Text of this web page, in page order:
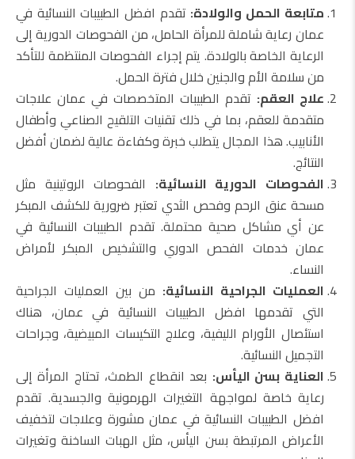
متابعة الحمل والولادة: تقدم افضل الطبيبات النسائية في
عمان رعاية شاملة للمرأة الحامل، من الفحوصات الدورية إلى
الرعاية الخاصة بالولادة. يتم إجراء الفحوصات المنتظمة للتأكد
من سلامة الأم والجنين خلال فترة الحمل.
علاج العقم: تقدم الطبيبات المتخصصات في عمان علاجات
متقدمة للعقم، بما في ذلك تقنيات التلقيح الصناعي وأطفال
الأنابيب. هذا المجال يتطلب خبرة وكفاءة عالية لضمان أفضل
النتائج.
الفحوصات الدورية النسائية: الفحوصات الروتينية مثل
مسحة عنق الرحم وفحص الثدي تعتبر ضرورية للكشف المبكر
عن أي مشاكل صحية محتملة. تقدم الطبيبات النسائية في
عمان خدمات الفحص الدوري والتشخيص المبكر لأمراض
النساء.
العمليات الجراحية النسائية: من بين العمليات الجراحية
التي تقدمها افضل الطبيبات النسائية في عمان، هناك
استئصال الأورام الليفية، وعلاج التكيسات المبيضية، وجراحات
التجميل النسائية.
العناية بسن اليأس: بعد انقطاع الطمث، تحتاج المرأة إلى
رعاية خاصة لمواجهة التغيرات الهرمونية والجسدية. تقدم
افضل الطبيبات النسائية في عمان مشورة وعلاجات لتخفيف
الأعراض المرتبطة بسن اليأس، مثل الهبات الساخنة وتغيرات